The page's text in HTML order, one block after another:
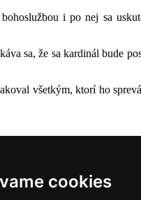
cookies
i po nej sa
sa, že sa kardinál bude
všetkým, ktorí ho